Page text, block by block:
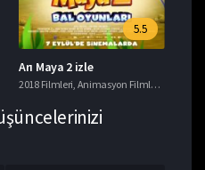
Filmleri,Suç Filmleri
5.5
Arı Maya 2 izle
2018 Filmleri Animasyon Filmleri